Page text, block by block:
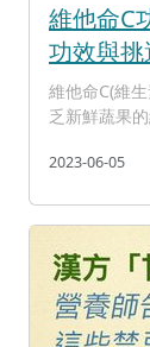
維他命C
功效與
維他命C(維
乏新鮮蔬果
2023-06-05